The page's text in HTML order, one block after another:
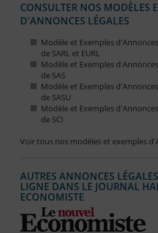
CONSULTER NOS MODÈLES
D'ANNONCES LÉGALES
Modèle et Exemples
de SARL et EURL
Modèle et Exemples
de SAS
Modèle et Exemples
de SASU
Modèle et Exemples
de SCI
Voir tous nos modèles et exemples
AUTRES ANNONCES
LIGNE DANS LE JOURNAL
ECONOMISTE